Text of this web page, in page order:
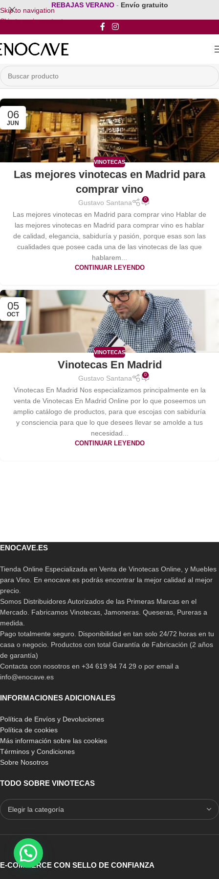
Skip to navigation
Skip to main content
REBAJAS VERANO - Envío gratuito
06
JUN
VINOTECAS
Las mejores vinotecas en Madrid para
comprar vino
Gustavo Santana 0
Las mejores vinotecas en Madrid para comprar vino Hablar de
las mejores vinotecas en Madrid para comprar vino es hablar
de calidad, elegancia, sabiduría y pasión, porque esas son las
cualidades que posee cada una de las vinotecas de las que
hablarem...
CONTINUAR LEYENDO
05
OCT
VINOTECAS
Vinotecas En Madrid
Gustavo Santana 0
Vinotecas En Madrid Nos especializamos principalmente en la
venta de Vinotecas En Madrid Online por lo que poseemos un
amplio catálogo de productos, para que escojas con sabiduría
y consciencia para que lo que desees llevar se amolde a tus
necesidad...
CONTINUAR LEYENDO
ENOCAVE.ES
Tienda Online Especializada en Venta de Vinotecas Online, y Muebles
para Vino. En enocave.es podrás encontrar la mejor calidad al mejor
precio.
Somos Distribuidores Autorizados de las Primeras Marcas en el
Mercado. Fabricamos Vinotecas, Jamoneras. Queseras, Pureras a
medida.
Pago totalmente seguro. Disponibilidad en tan solo 24/72 horas en tu
casa o negocio. Productos con total Garantía de Fabricación (2 años
de garantía)
Contacta con nosotros en +34 619 94 74 29 o por email a
info@enocave.es
INFORMACIONES ADICIONALES
Política de Envíos y Devoluciones
Política de cookies
Más información sobre las cookies
Términos y Condiciones
Sobre Nosotros
TODO SOBRE VINOTECAS
E-COMMERCE CON SELLO DE CONFIANZA